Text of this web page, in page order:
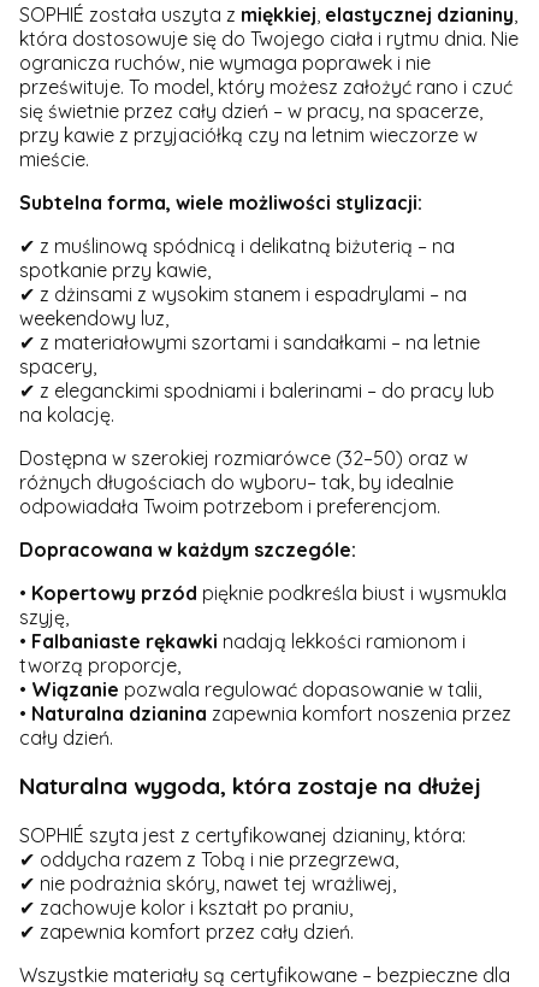
SOPHIÉ została uszyta z miękkiej elastycznej dzianiny
która dostosowuje się do Twojego ciała i rytmu dnia. Nie
ogranicza ruchów, nie wymaga poprawek i nie
prześwituje. To model, który możesz założyć rano i czuć
się świetnie przez cały dzień – w pracy, na spacerze,
przy kawie z przyjaciółką czy na letnim wieczorze w
mieście.
Subtelna forma, wiele możliwości stylizacji:
✔ z muślinową spódnicą i delikatną biżuterią – na
spotkanie przy kawie,
✔ z dżinsami z wysokim stanem i espadrylami – na
weekendowy luz,
✔ z materiałowymi szortami i sandałkami – na letnie
spacery,
✔ z eleganckimi spodniami i balerinami – do pracy lub
na kolację.
Dostępna w szerokiej rozmiarówce (32–50) oraz w
różnych długościach do wyboru– tak, by idealnie
odpowiadała Twoim potrzebom i preferencjom.
Dopracowana w każdym szczególe:
• Kopertowy przód pięknie podkreśla biust i wysmukla
szyję,
• Falbaniaste rękawki nadają lekkości ramionom i
tworzą proporcje,
• Wiązanie pozwala regulować dopasowanie w talii,
• Naturalna dzianina zapewnia komfort noszenia przez
cały dzień.
Naturalna wygoda, która zostaje na dłużej
SOPHIÉ szyta jest z certyfikowanej dzianiny, która:
✔ oddycha razem z Tobą i nie przegrzewa,
✔ nie podrażnia skóry, nawet tej wrażliwej,
✔ zachowuje kolor i kształt po praniu,
✔ zapewnia komfort przez cały dzień.
Wszystkie materiały są certyfikowane – bezpieczne dla